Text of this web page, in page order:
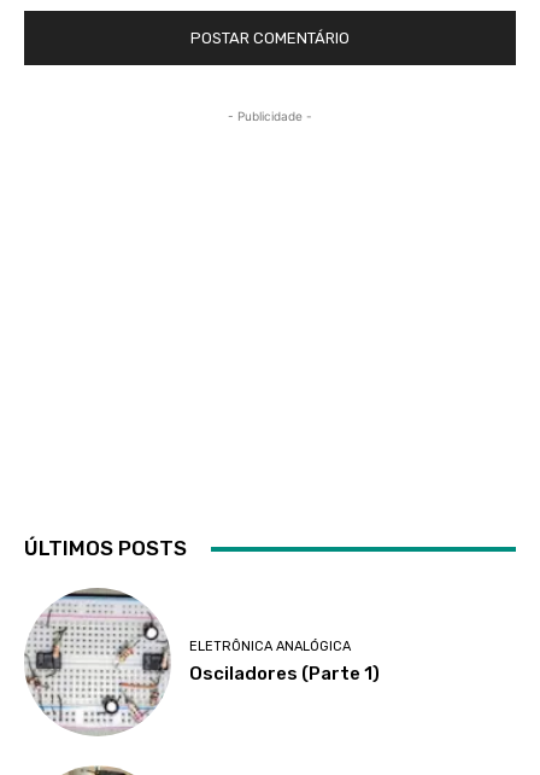
- Publicidade -
ÚLTIMOS POSTS
ELETRÔNICA ANALÓGICA
Osciladores (Parte 1)